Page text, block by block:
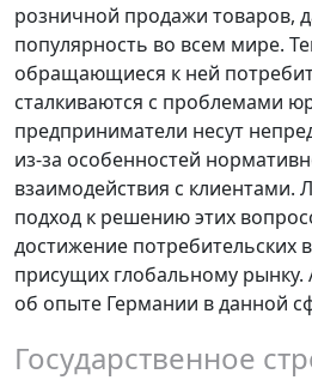
розничной продажи товаров,
популярность во всем мире.
обращающиеся к ней
сталкиваются с проблемами
предприниматели несут
из-за особенностей
взаимодействия с
подход к решению этих
достижение потребительских
присущих глобальному рынку.
об опыте Германии в данной
Государственное